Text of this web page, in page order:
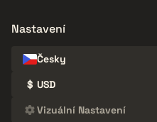
Nastavení
Česky
$ USD
Vizuální Nastavení